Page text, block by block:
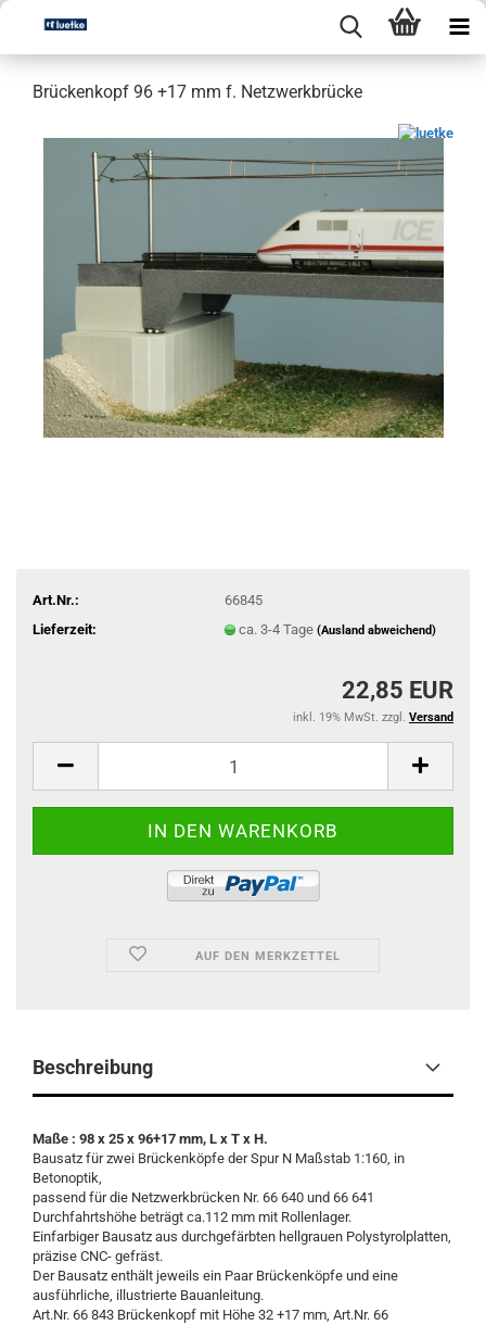
Brückenkopf 96 +17 mm f. Netzwerkbrücke
Art.Nr.:
66845
Lieferzeit:
ca. 3-4 Tage (Ausland abweichend)
22,85 EUR
inkl. 19% MwSt. zzgl. Versand
AUF DEN MERKZETTEL
Beschreibung
Maße : 98 x 25 x 96+17 mm, L x T x H.
Bausatz für zwei Brückenköpfe der Spur N Maßstab 1:160, in
Betonoptik,
passend für die Netzwerkbrücken Nr. 66 640 und 66 641
Durchfahrtshöhe beträgt ca.112 mm mit Rollenlager.
Einfarbiger Bausatz aus durchgefärbten hellgrauen Polystyrolplatten,
präzise CNC- gefräst.
Der Bausatz enthält jeweils ein Paar Brückenköpfe und eine
ausführliche, illustrierte Bauanleitung.
Art.Nr. 66 843 Brückenkopf mit Höhe 32 +17 mm, Art.Nr. 66